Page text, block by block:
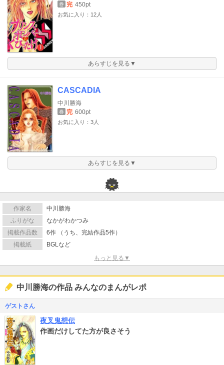
巻 完 450pt
お気に入り：12人
あらすじを見る▼
CASCADIA
中川勝海
巻 完 600pt
お気に入り：3人
あらすじを見る▼
作家名
中川勝海
ふりがな
なかがわかつみ
掲載作品数
6作 （うち、完結作品5作）
掲載紙
BGLなど
もっと見る▼
中川勝海の作品 みんなのまんがレポ
ゲストさん
夜叉鬼想伝
作画だけしてた方が良さそう